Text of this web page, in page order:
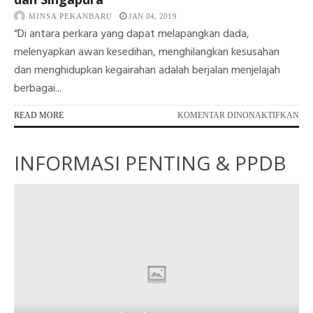
MINSA PEKANBARU JAN 04, 2019
“Di antara perkara yang dapat melapangkan dada,
melenyapkan awan kesedihan, menghilangkan kesusahan
dan menghidupkan kegairahan adalah berjalan menjelajah
berbagai...
READ MORE KOMENTAR DINONAKTIFKAN
INFORMASI PENTING & PPDB